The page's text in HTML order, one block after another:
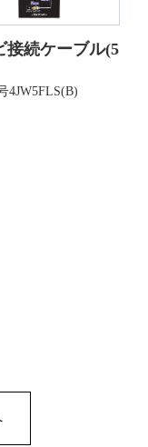
接続ケーブル(5
4JW5FLS(B)